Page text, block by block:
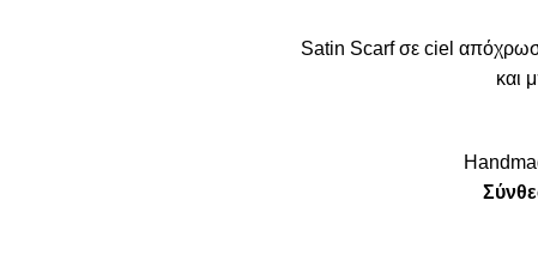
Satin Scarf σε ciel
και